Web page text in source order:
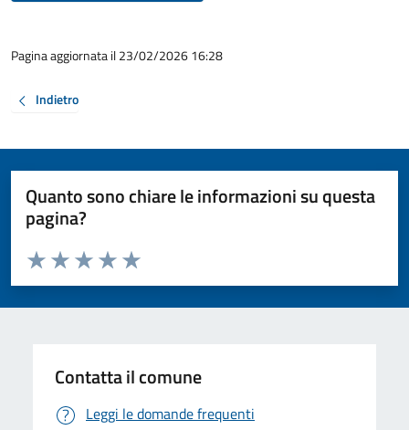
Pagina aggiornata il 23/02/2026 16:28
Indietro
Quanto sono chiare le informazioni su questa
pagina?
Valuta da 1 a 5 stelle la pagina
Valuta 5 stelle su 5
Valuta 4 stelle su 5
Valuta 3 stelle su 5
Valuta 2 stelle su 5
Valuta 1 stelle su 5
Contatta il comune
Leggi le domande frequenti